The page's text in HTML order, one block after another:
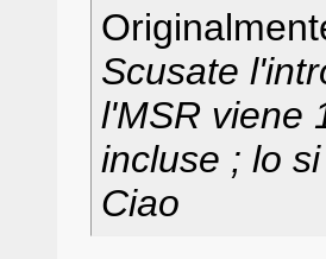
Scusate
l'MSR viene
incluse ; lo
Ciao